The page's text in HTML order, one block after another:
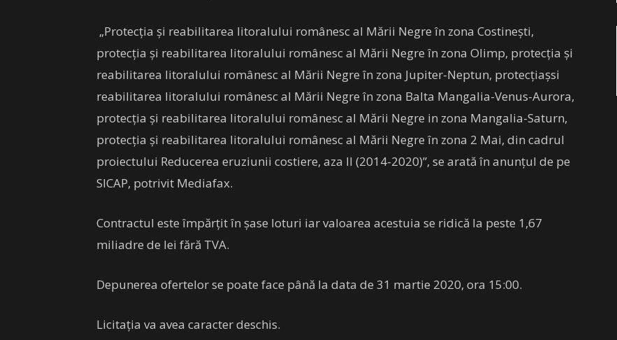
„Protecția și reabilitarea litoralului românesc al Mării Negre în zona Costinești,
protecția și reabilitarea litoralului românesc al Mării Negre în zona Olimp, protecția și
reabilitarea litoralului românesc al Mării Negre în zona Jupiter-Neptun, protecțiașsi
reabilitarea litoralului românesc al Mării Negre în zona Balta Mangalia-Venus-Aurora,
protecția și reabilitarea litoralului românesc al Mării Negre in zona Mangalia-Saturn,
protecția și reabilitarea litoralului românesc al Mării Negre în zona 2 Mai, din cadrul
proiectului Reducerea eruziunii costiere, aza II (2014-2020)”, se arată în anunțul de pe
SICAP, potrivit Mediafax.
Contractul este împărţit în şase loturi iar valoarea acestuia se ridică la peste 1,67
miliadre de lei fără TVA.
Depunerea ofertelor se poate face până la data de 31 martie 2020, ora 15:00.
Licitaţia va avea caracter deschis.